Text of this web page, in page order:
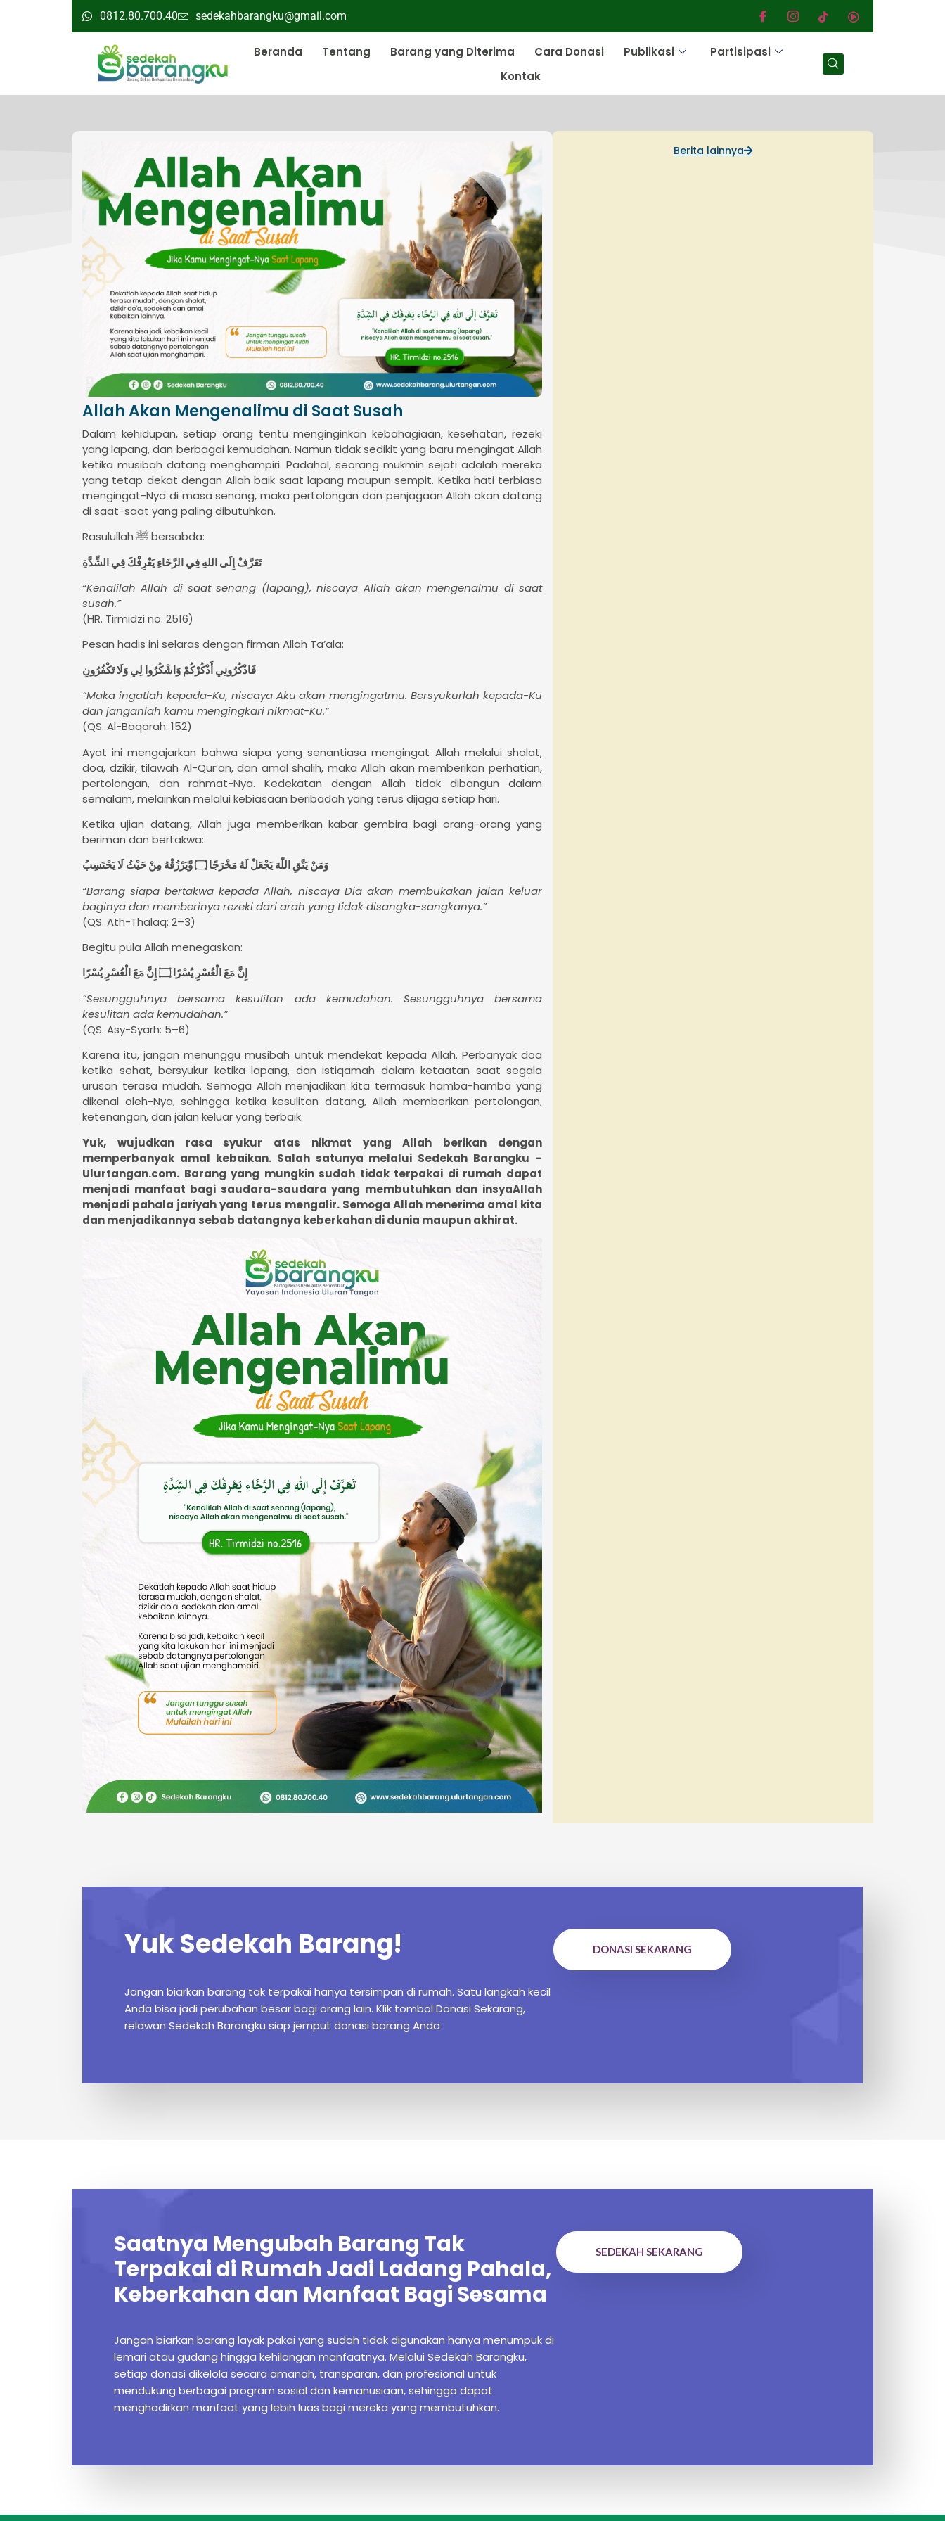
0812.80.700.40 sedekahbarangku@gmail.com
Beranda Tentang Barang yang Diterima Cara Donasi Publikasi
Partisipasi
Kontak
Allah Akan Mengenalimu di Saat Susah
Dalam kehidupan, setiap orang tentu menginginkan kebahagiaan, kesehatan, rezeki
yang lapang, dan berbagai kemudahan. Namun tidak sedikit yang baru mengingat Allah
ketika musibah datang menghampiri. Padahal, seorang mukmin sejati adalah mereka
yang tetap dekat dengan Allah baik saat lapang maupun sempit. Ketika hati terbiasa
mengingat-Nya di masa senang, maka pertolongan dan penjagaan Allah akan datang
di saat-saat yang paling dibutuhkan.
Rasulullah ﷺ bersabda:
تَعَرَّفْ إِلَى اللهِ فِي الرَّخَاءِ يَعْرِفْكَ فِي الشِّدَّةِ
“Kenalilah Allah di saat senang (lapang), niscaya Allah akan mengenalmu di saat
susah.”
(HR. Tirmidzi no. 2516)
Pesan hadis ini selaras dengan firman Allah Ta’ala:
فَاذْكُرُونِي أَذْكُرْكُمْ وَاشْكُرُوا لِي وَلَا تَكْفُرُونِ
“Maka ingatlah kepada-Ku, niscaya Aku akan mengingatmu. Bersyukurlah kepada-Ku
dan janganlah kamu mengingkari nikmat-Ku.”
(QS. Al-Baqarah: 152)
Ayat ini mengajarkan bahwa siapa yang senantiasa mengingat Allah melalui shalat,
doa, dzikir, tilawah Al-Qur’an, dan amal shalih, maka Allah akan memberikan perhatian,
pertolongan, dan rahmat-Nya. Kedekatan dengan Allah tidak dibangun dalam
semalam, melainkan melalui kebiasaan beribadah yang terus dijaga setiap hari.
Ketika ujian datang, Allah juga memberikan kabar gembira bagi orang-orang yang
beriman dan bertakwa:
وَمَنْ يَتَّقِ اللّٰهَ يَجْعَلْ لَهُ مَخْرَجًا ۝ وَّيَرْزُقْهُ مِنْ حَيْثُ لَا يَحْتَسِبُ
“Barang siapa bertakwa kepada Allah, niscaya Dia akan membukakan jalan keluar
baginya dan memberinya rezeki dari arah yang tidak disangka-sangkanya.”
(QS. Ath-Thalaq: 2–3)
Begitu pula Allah menegaskan:
إِنَّ مَعَ الْعُسْرِ يُسْرًا ۝ إِنَّ مَعَ الْعُسْرِ يُسْرًا
“Sesungguhnya bersama kesulitan ada kemudahan. Sesungguhnya bersama
kesulitan ada kemudahan.”
(QS. Asy-Syarh: 5–6)
Karena itu, jangan menunggu musibah untuk mendekat kepada Allah. Perbanyak doa
ketika sehat, bersyukur ketika lapang, dan istiqamah dalam ketaatan saat segala
urusan terasa mudah. Semoga Allah menjadikan kita termasuk hamba-hamba yang
dikenal oleh-Nya, sehingga ketika kesulitan datang, Allah memberikan pertolongan,
ketenangan, dan jalan keluar yang terbaik.
Yuk, wujudkan rasa syukur atas nikmat yang Allah berikan dengan
memperbanyak amal kebaikan. Salah satunya melalui Sedekah Barangku –
Ulurtangan.com. Barang yang mungkin sudah tidak terpakai di rumah dapat
menjadi manfaat bagi saudara-saudara yang membutuhkan dan insyaAllah
menjadi pahala jariyah yang terus mengalir. Semoga Allah menerima amal kita
dan menjadikannya sebab datangnya keberkahan di dunia maupun akhirat.
Berita lainnya
Yuk Sedekah Barang!
Jangan biarkan barang tak terpakai hanya tersimpan di rumah. Satu langkah kecil
Anda bisa jadi perubahan besar bagi orang lain. Klik tombol Donasi Sekarang,
relawan Sedekah Barangku siap jemput donasi barang Anda
DONASI SEKARANG
Saatnya Mengubah Barang Tak
Terpakai di Rumah Jadi Ladang Pahala,
Keberkahan dan Manfaat Bagi Sesama
Jangan biarkan barang layak pakai yang sudah tidak digunakan hanya menumpuk di
lemari atau gudang hingga kehilangan manfaatnya. Melalui Sedekah Barangku,
setiap donasi dikelola secara amanah, transparan, dan profesional untuk
mendukung berbagai program sosial dan kemanusiaan, sehingga dapat
menghadirkan manfaat yang lebih luas bagi mereka yang membutuhkan.
SEDEKAH SEKARANG